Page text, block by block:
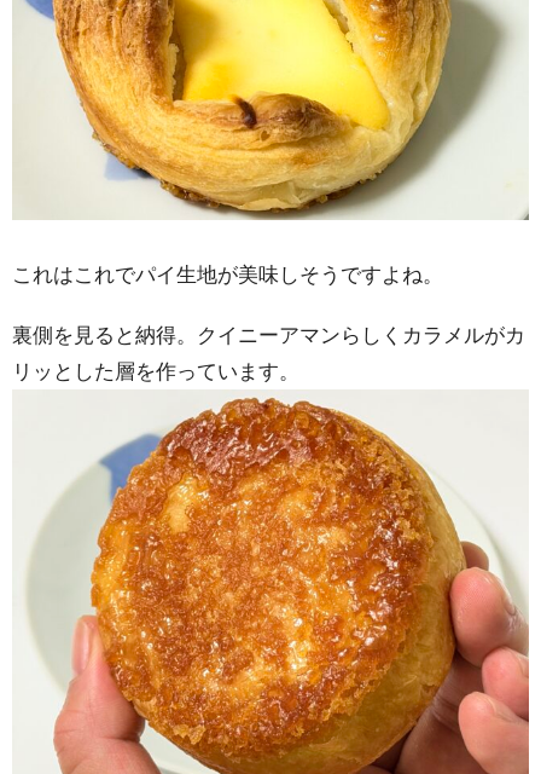
これはこれでパイ生地が美味しそうですよね。
裏側を見ると納得。クイニーアマンらしくカラメルがカ
リッとした層を作っています。